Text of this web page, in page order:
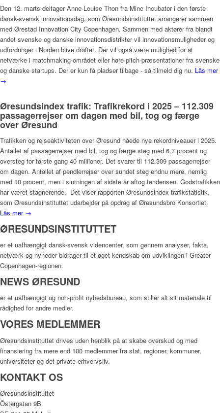
Den 12. marts deltager Anne-Louise Thon fra Minc Incubator i den første
dansk-svensk innovationsdag, som Øresundsinstituttet arrangerer sammen
med Ørestad Innovation City Copenhagen. Sammen med aktører fra blandt
andet svenske og danske innovationsdistrikter vil innovationsmuligheder og
udfordringer i Norden blive drøftet. Der vil også være mulighed for at
netværke i matchmaking-området eller høre pitch-præsentationer fra svenske
og danske startups. Der er kun få pladser tilbage - så tilmeld dig nu. Läs mer
→
Øresundsindex trafik: Trafikrekord i 2025 – 112.309
passagerrejser om dagen med bil, tog og færge
over Øresund
Trafikken og rejseaktiviteten over Øresund nåede nye rekordniveauer i 2025.
Antallet af passagerrejser med bil, tog og færge steg med 6,7 procent og
oversteg for første gang 40 millioner. Det svarer til 112.309 passagerrejser
om dagen. Antallet af pendlerrejser over sundet steg endnu mere, nemlig
med 10 procent, men i slutningen af sidste år aftog tendensen. Godstrafikken
har været stagnerende. Det viser rapporten Øresundsindex trafikstatistik,
som Øresundsinstituttet udarbejder på opdrag af Øresundsbro Konsortiet.
Läs mer →
ØRESUNDSINSTITUTTET
er et uafhængigt dansk-svensk videncenter, som gennem analyser, fakta,
netværk og nyheder bidrager til et øget kendskab om udviklingen i Greater
Copenhagen-regionen.
NEWS ØRESUND
er et uafhængigt og non-profit nyhedsbureau, som stiller alt sit materiale til
rådighed for andre medier.
VORES MEDLEMMER
Øresundsinstituttet drives uden henblik på at skabe overskud og med
finansiering fra mere end 100 medlemmer fra stat, regioner, kommuner,
universiteter og det private erhvervsliv.
KONTAKT OS
Øresundsinstituttet
Östergatan 9B